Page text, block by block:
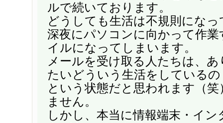
ルで続いております。
どうしても生活は不規則になっ
深夜にパソコンに向かって作
イルになってしまいます。
メールを受け取る人たちは、
たいどういう生活をしているの
という状態だと思われます（
ません。
しかし、本当に情報端末・イ